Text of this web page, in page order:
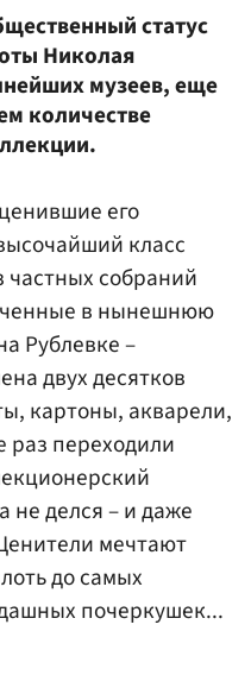
статус
Николая
музеев, еще
количестве
его
класс
собраний
в нынешнюю
Рублевке –
двух десятков
картоны, акварели,
раз переходили
не делся – и даже
мечтают
до самых
почеркушек...